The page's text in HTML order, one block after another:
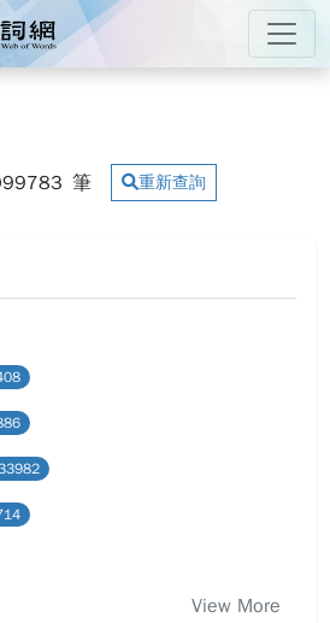
院 樂詞網
筆 重新查詢
View More